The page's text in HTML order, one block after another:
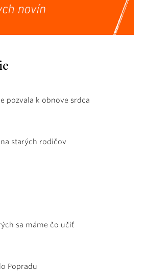
pozvala k obnove srdca
starých rodičov
sa máme čo učiť
Popradu